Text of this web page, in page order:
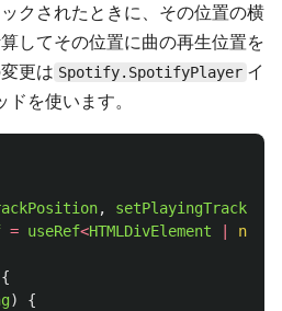
クされたときに、その位置の横
してその位置に曲の再生位置を
更は Spotify.SpotifyPlayer イ
ドを使います。
,
= useRef<HTMLDivElement null
{
)
{